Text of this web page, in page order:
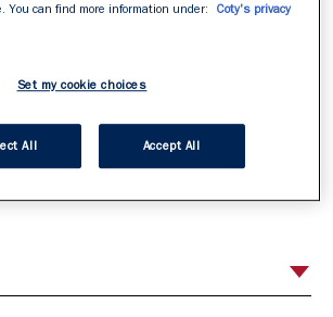
Sélectionnez votre teinte
You can find more information under:
Coty's privacy
Set my cookie choices
All Accept All